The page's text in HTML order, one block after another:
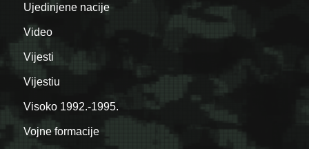
Ujedinjene nacije
Video
Vijesti
Vijestiu
Visoko 1992.-1995.
Vojne formacije